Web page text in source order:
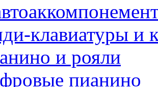
клавиатуры и
и рояли
пианино